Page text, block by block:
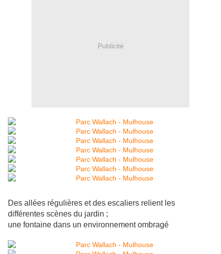
Publicité
Des allées régulières et des escaliers relient les
différentes scènes du jardin ;
une fontaine dans un environnement ombragé